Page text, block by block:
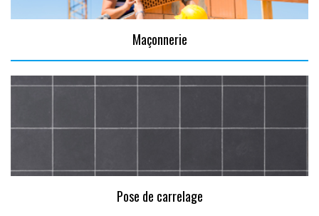
Maçonnerie
Pose de carrelage